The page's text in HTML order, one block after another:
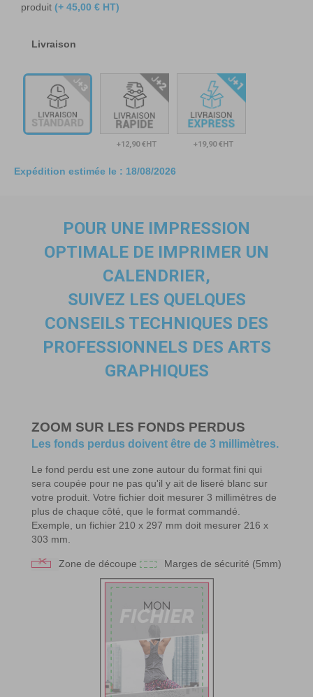
produit (+ 45,00 € HT)
Livraison
+12,90 €HT +19,90 €HT
Expédition estimée le : 18/08/2026
POUR UNE IMPRESSION
OPTIMALE DE IMPRIMER UN
CALENDRIER,
SUIVEZ LES QUELQUES
CONSEILS TECHNIQUES DES
PROFESSIONNELS DES ARTS
GRAPHIQUES
ZOOM SUR LES FONDS PERDUS
Les fonds perdus doivent être de 3 millimètres.
Le fond perdu est une zone autour du format fini qui
sera coupée pour ne pas qu'il y ait de liseré blanc sur
votre produit. Votre fichier doit mesurer 3 millimètres de
plus de chaque côté, que le format commandé.
Exemple, un fichier 210 x 297 mm doit mesurer 216 x
303 mm.
Zone de découpe Marges de sécurité (5mm)